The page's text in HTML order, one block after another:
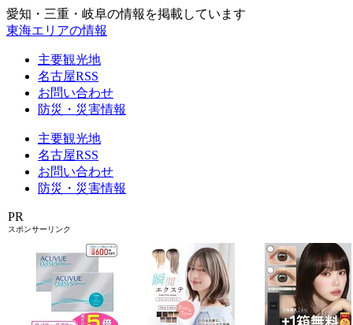
愛知・三重・岐阜の情報を掲載しています
東海エリアの情報
主要観光地
名古屋RSS
お問い合わせ
防災・災害情報
主要観光地
名古屋RSS
お問い合わせ
防災・災害情報
PR
スポンサーリンク